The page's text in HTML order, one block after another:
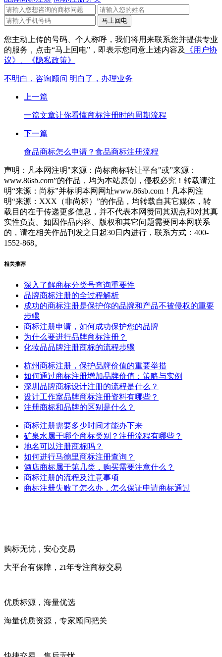
您主动上传的号码、个人称呼，我们将用来联系您并提供专业
的服务，点击“马上回电”，即表示您同意上述内容及
《用户协
议》、
《隐私政策》
不明白，咨询顾问 明白了，办理业务
上一篇
一篇文章让你看懂商标注册时的周期流程
下一篇
食品商标怎么申请？食品商标注册流程
声明：凡本网注明"来源：尚标商标转让平台"或”来源：
www.86sb.com”的作品，均为本站原创，侵权必究！转载请注
明“来源：尚标”并标明本网网址www.86sb.com！凡本网注
明“来源：XXX（非尚标）”的作品，均转载自其它媒体，转
载目的在于传递更多信息，并不代表本网赞同其观点和对其真
实性负责。如因作品内容、版权和其它问题需要同本网联系
的，请在相关作品刊发之日起30日内进行，联系方式：400-
1552-868。
相关推荐
深入了解商标分类号查询重要性
品牌商标注册的全过程解析
成功的商标注册是保护你的品牌和产品不被侵权的重要
步骤
商标注册申请，如何成功保护您的品牌
为什么要进行品牌商标注册？
化妆品品牌注册商标的流程步骤
杭州商标注册，保护品牌价值的重要举措
如何通过商标注册增加品牌价值：策略与实例
深圳品牌商标设计注册的流程是什么？
设计工作室品牌商标注册资料有哪些？
注册商标和品牌的区别是什么？
商标注册需要多少时间才能办下来
矿泉水属于哪个商标类别？注册流程有哪些？
地名可以注册商标吗？
如何进行马德里商标注册查询？
酒店商标属于第几类，购买需要注意什么？
商标注册的流程及注意事项
商标注册失败了怎么办，怎么保证申请商标通过
购标无忧，安心交易
大平台有保障， 21 年专注商标交易
优质标源，海量优选
海量优质资源，专家顾问把关